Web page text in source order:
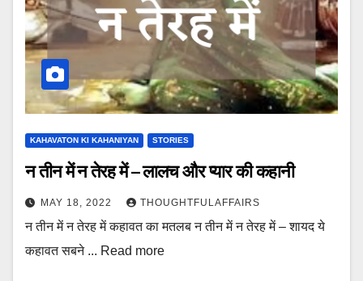
KAHAVATON KI KAHANIYAN STORIES
न तीन में न तेरह में – लालच और प्यार की कहानी
MAY 18, 2022 THOUGHTFULAFFAIRS
न तीन में न तेरह में कहावत का मतलब न तीन में न तेरह में – शायद ये
कहावत सबने ... Read more